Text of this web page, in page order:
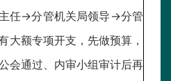
任→分管机关局领导→分管
大额专项开支，先做预算，
会通过、内审小组审计后再